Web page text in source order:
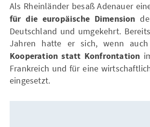
Als Rheinländer besaß Adenauer
für die europäische Dimension
Deutschland und umgekehrt.
Jahren hatte er sich, wenn
Kooperation statt Konfrontation
Frankreich und für eine
eingesetzt.